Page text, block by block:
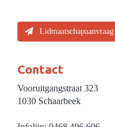
Contact
Vooruitgangstraat 323
1030 Schaarbeek